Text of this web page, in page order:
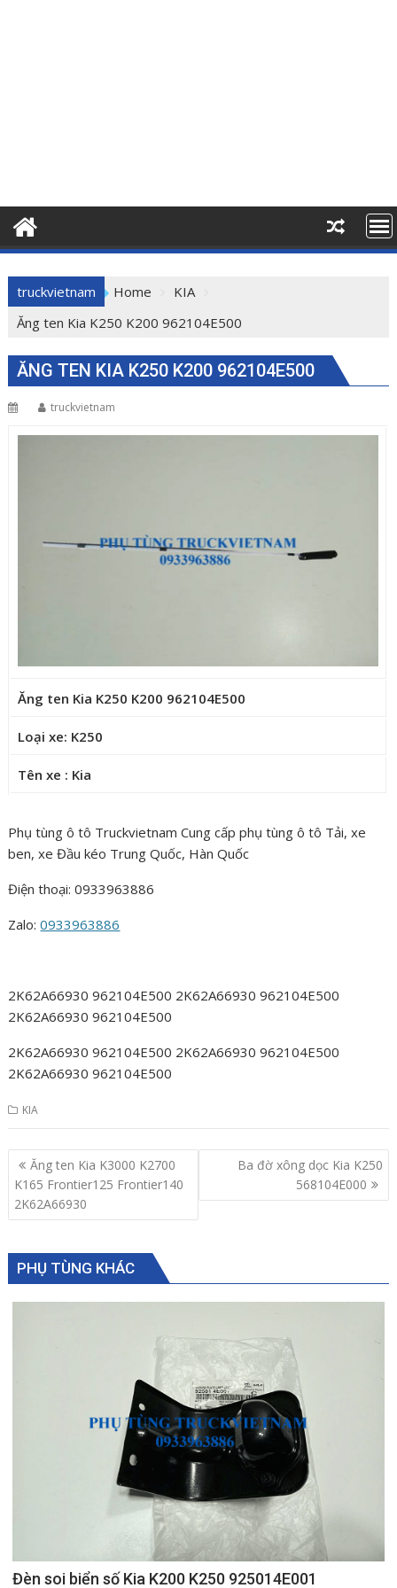
truckvietnam Home
KIA
Ăng ten Kia K250 K200 962104E500
ĂNG TEN KIA K250 K200 962104E500
truckvietnam
Ăng ten Kia K250 K200 962104E500
Loại xe: K250
Tên xe : Kia
Phụ tùng ô tô Truckvietnam Cung cấp phụ tùng ô tô Tải, xe
ben, xe Đầu kéo Trung Quốc, Hàn Quốc
Điện thoại: 0933963886
Zalo:0933963886
2K62A66930 962104E500 2K62A66930 962104E500
2K62A66930 962104E500
2K62A66930 962104E500 2K62A66930 962104E500
2K62A66930 962104E500
KIA
Post
navigation
Ăng ten Kia K3000 K2700
K165 Frontier125 Frontier140
2K62A66930
Ba đờ xông dọc Kia K250
568104E000
PHỤ TÙNG KHÁC
Đèn soi biển số Kia K200 K250 925014E001